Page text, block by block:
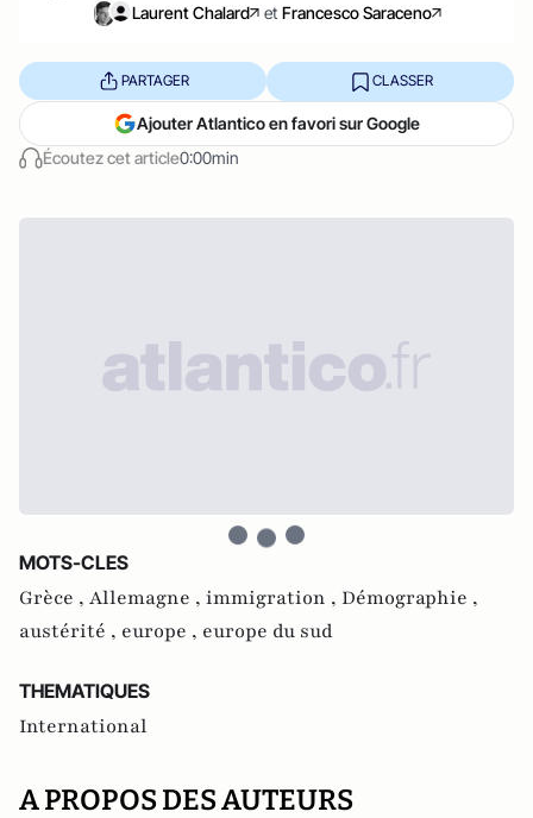
Laurent Chalard et Francesco Saraceno
Écoutez cet article0:00min
PARTAGER CLASSER
Ajouter Atlantico en favori sur Google
MOTS-CLES
Grèce , Allemagne , immigration , Démographie ,
austérité , europe , europe du sud
THEMATIQUES
International
A PROPOS DES AUTEURS